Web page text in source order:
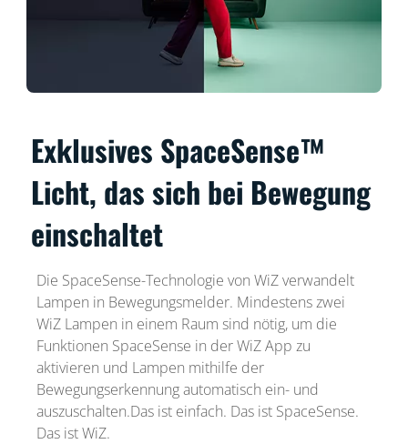
Exklusives SpaceSense™
Licht, das sich bei Bewegung
einschaltet
Die SpaceSense-Technologie von WiZ verwandelt
Lampen in Bewegungsmelder. Mindestens zwei
WiZ Lampen in einem Raum sind nötig, um die
Funktionen SpaceSense in der WiZ App zu
aktivieren und Lampen mithilfe der
Bewegungserkennung automatisch ein- und
auszuschalten.Das ist einfach. Das ist SpaceSense.
Das ist WiZ.